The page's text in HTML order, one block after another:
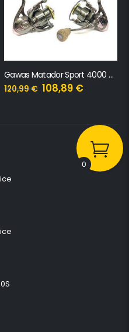
Gawas Matador Sport 4000 SW
120,99€ 108,89 €
0